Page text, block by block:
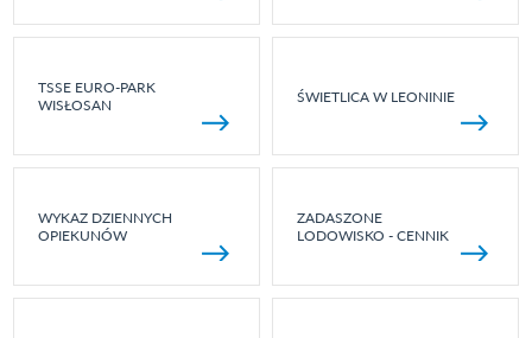
TSSE EURO-PARK
WISŁOSAN
ŚWIETLICA W LEONINIE
WYKAZ DZIENNYCH
OPIEKUNÓW
ZADASZONE
LODOWISKO - CENNIK